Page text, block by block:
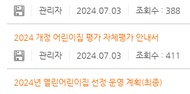
관리자
2024.07.03 388
2024 개정 어린이집 평가 자체평가 안내서
관리자
2024.07.03 411
2024년 열린어린이집 선정·운영 계획(최종)